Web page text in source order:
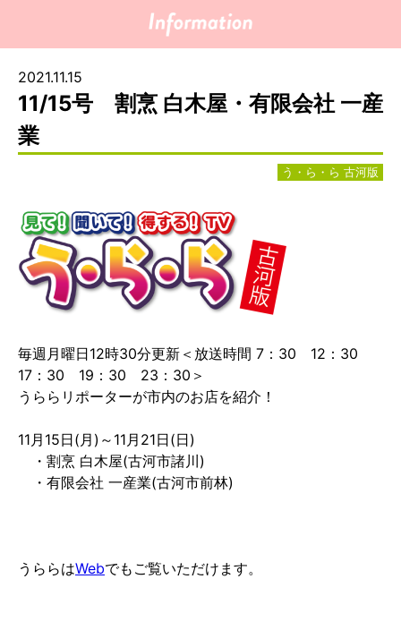
2021.11.15
11/15号 割烹 白木屋・有限会社 一産
業
う・ら・ら 古河版
毎週月曜日12時30分更新＜放送時間 7：30 12：30
17：30 19：30 23：30＞
うららリポーターが市内のお店を紹介！
11月15日(月)～11月21日(日)
・割烹 白木屋(古河市諸川)
・有限会社 一産業(古河市前林)
うららはWebでもご覧いただけます。